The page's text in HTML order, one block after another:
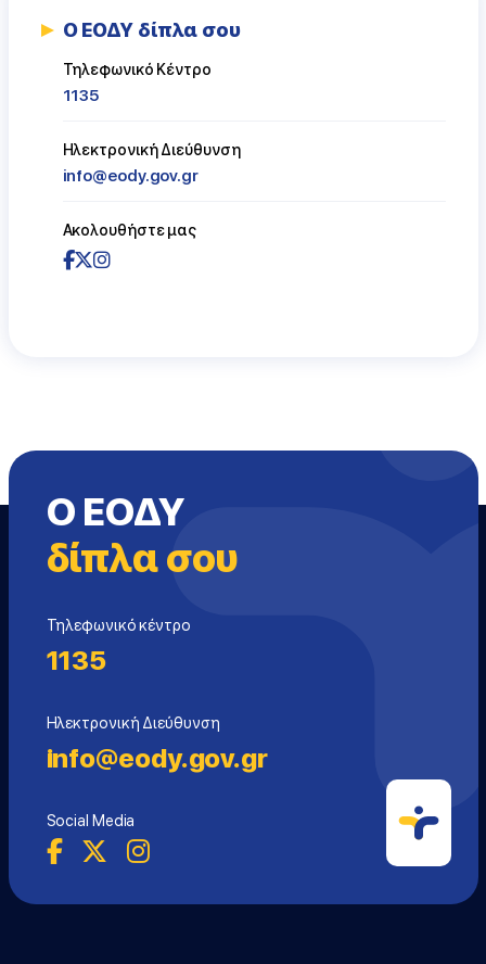
Ο ΕΟΔΥ δίπλα σου
Τηλεφωνικό Κέντρο
1135
Ηλεκτρονική Διεύθυνση
info@eody.gov.gr
Ακολουθήστε μας
Ο ΕΟΔΥ
δίπλα σου
Τηλεφωνικό κέντρο
1135
Ηλεκτρονική Διεύθυνση
info@eody.gov.gr
Social Media